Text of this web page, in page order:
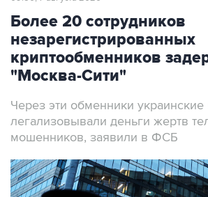
Более 20 сотрудников
незарегистрированных
криптообменников
"Москва-Сити"
Через эти обменники
легализовывали деньги жертв
мошенников, заявили в ФСБ